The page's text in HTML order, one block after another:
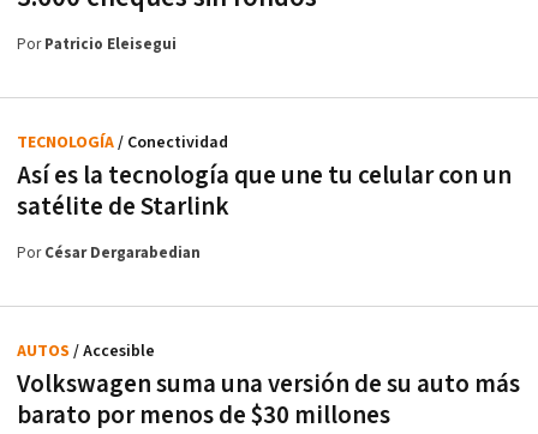
PorPatricio Eleisegui
Así es la tecnología que une tu celular con un
satélite de Starlink
TECNOLOGÍA/ Conectividad
PorCésar Dergarabedian
Volkswagen suma una versión de su auto más
barato por menos de $30 millones
AUTOS / Accesible